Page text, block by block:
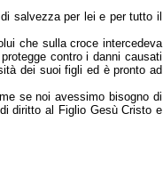
salvezza per lei e per tutto il
che sulla croce intercedeva
contro i danni causati
dei suoi figli ed è pronto ad
se noi avessimo bisogno di
diritto al Figlio Gesù Cristo e